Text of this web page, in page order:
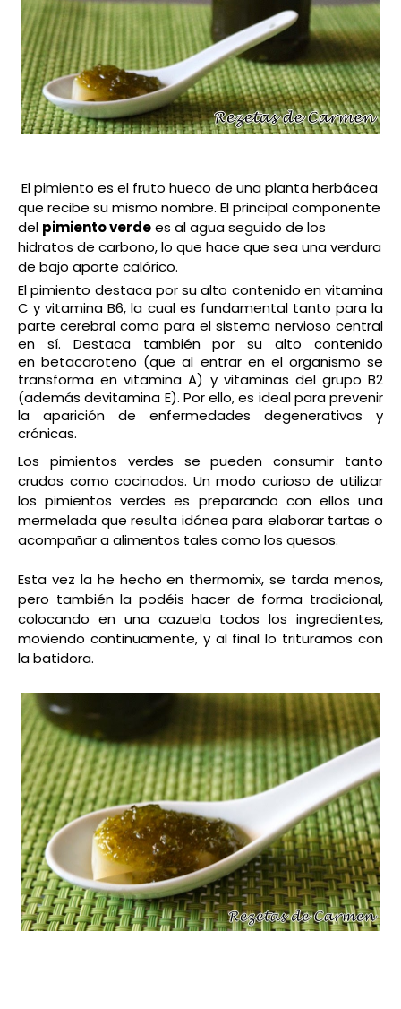
El pimiento es el fruto hueco de una planta herbácea
que recibe su mismo nombre. El principal componente
del pimiento verdees al agua seguido de los
hidratos de carbono, lo que hace que sea una verdura
de bajo aporte calórico.
El pimiento destaca por su alto contenido en vitamina
C y vitamina B6, la cual es fundamental tanto para la
parte cerebral como para el sistema nervioso central
en sí. Destaca también por su alto contenido
en betacaroteno (que al entrar en el organismo se
transforma en vitamina A) y vitaminas del grupo B2
(además devitamina E). Por ello, es ideal para prevenir
la aparición de enfermedades degenerativas y
crónicas.
Los pimientos verdes se pueden consumir tanto
crudos como cocinados. Un modo curioso de utilizar
los pimientos verdes es preparando con ellos una
mermelada que resulta idónea para elaborar tartas o
acompañar a alimentos tales como los quesos.
Esta vez la he hecho en thermomix, se tarda menos,
pero también la podéis hacer de forma tradicional,
colocando en una cazuela todos los ingredientes,
moviendo continuamente, y al final lo trituramos con
la batidora.